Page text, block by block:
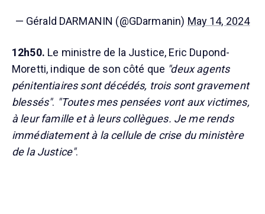
— Gérald DARMANIN (@GDarmanin) May 14, 2024
12h50. Le ministre de la Justice, Eric Dupond-
Moretti, indique de son côté que "deux agents
pénitentiaires sont décédés, trois sont gravement
blessés". "Toutes mes pensées vont aux victimes,
à leur famille et à leurs collègues. Je me rends
immédiatement à la cellule de crise du ministère
de la Justice".